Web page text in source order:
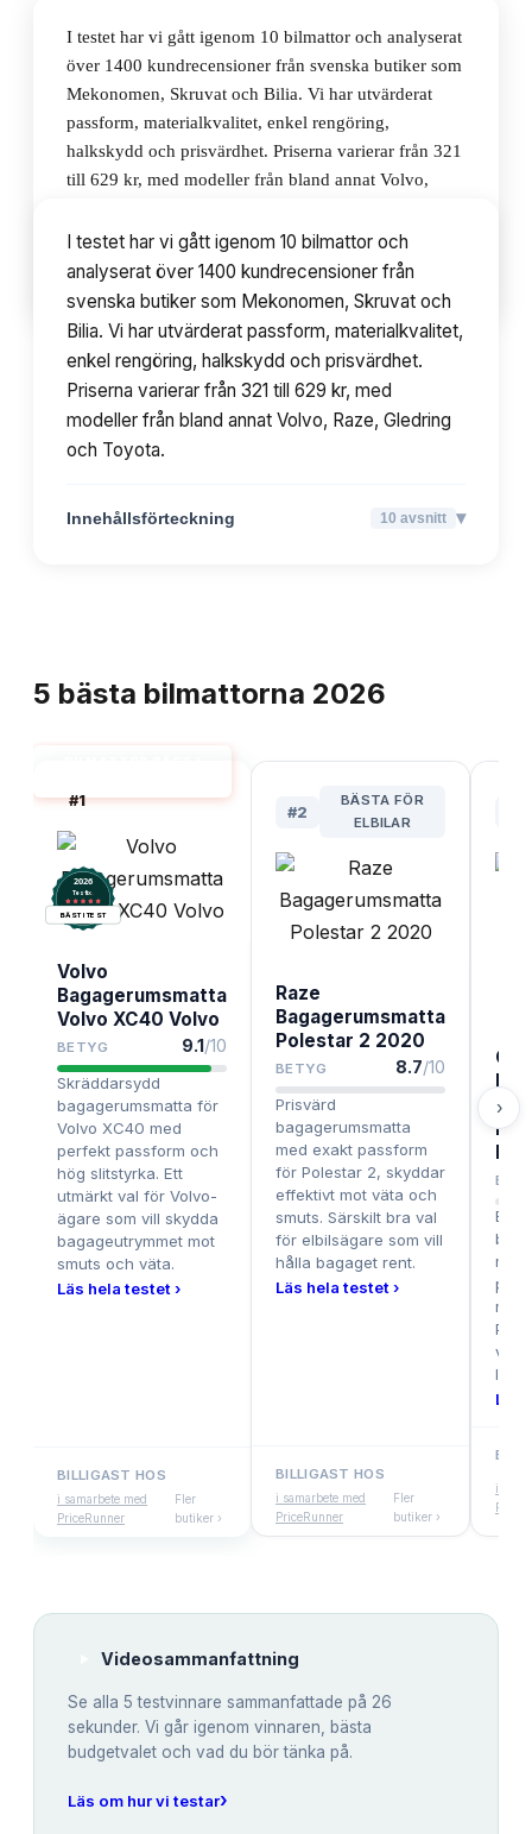
I testet har vi gått igenom 10 bilmattor och analyserat
över 1400 kundrecensioner från svenska butiker som
Mekonomen, Skruvat och Bilia. Vi har utvärderat
passform, materialkvalitet, enkel rengöring,
halkskydd och prisvärdhet. Priserna varierar från 321
till 629 kr, med modeller från bland annat Volvo,
Innehållsförteckning 10avsnitt
I testet har vi gått igenom 10 bilmattor och
analyserat över 1400 kundrecensioner från
svenska butiker som Mekonomen, Skruvat och
Bilia. Vi har utvärderat passform, materialkvalitet,
enkel rengöring, halkskydd och prisvärdhet.
Priserna varierar från 321 till 629 kr, med
modeller från bland annat Volvo, Raze, Gledring
och Toyota.
Innehållsförteckning 10 avsnitt ▾
5 bästa bilmattorna 2026
#1
2026
Testix.
BÄST I TEST
Volvo
Bagagerumsmatta
Volvo XC40 Volvo
BETYG 9.1/10
Skräddarsydd
bagagerumsmatta för
Volvo XC40 med
perfekt passform och
hög slitstyrka. Ett
utmärkt val för Volvo-
ägare som vill skydda
bagageutrymmet mot
smuts och väta.
Läs hela testet ›
BILLIGAST HOS
i samarbete med
PriceRunner
Fler
butiker ›
#2
BÄSTA FÖR
ELBILAR
Raze
Bagagerumsmatta
Polestar 2 2020
BETYG 8.7/10
Prisvärd
bagagerumsmatta
med exakt passform
för Polestar 2, skyddar
effektivt mot väta och
smuts. Särskilt bra val
för elbilsägare som vill
hålla bagaget rent.
Läs hela testet ›
BILLIGAST HOS
i samarbete med
PriceRunner
Fler
butiker ›
En
med
vill
lågt
Läs
i
›
Videosammanfattning
Se alla 5 testvinnare sammanfattade på 26
sekunder. Vi går igenom vinnaren, bästa
budgetvalet och vad du bör tänka på.
Läs om hur vi testar›